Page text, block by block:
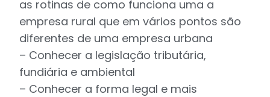
as rotinas de como funciona uma a
empresa rural que em vários pontos são
diferentes de uma empresa urbana
– Conhecer a legislação tributária,
fundiária e ambiental
– Conhecer a forma legal e mais